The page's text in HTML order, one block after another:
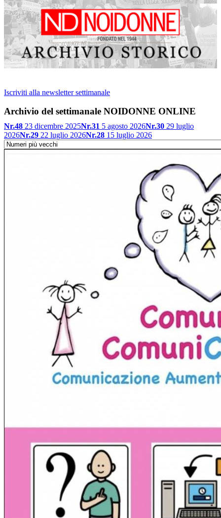
Iscriviti alla newsletter settimanale
Archivio del settimanale NOIDONNE ONLINE
Nr.48 23 dicembre 2025Nr.31 5 agosto 2026Nr.30 29 luglio
2026Nr.29 22 luglio 2026Nr.28 15 luglio 2026